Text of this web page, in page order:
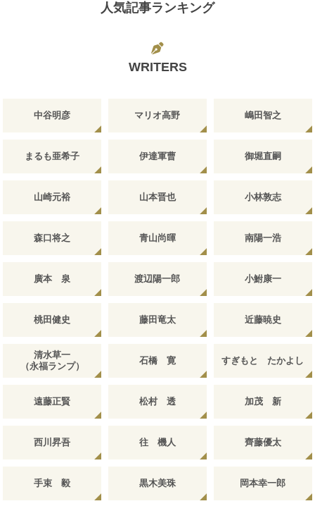
人気記事ランキング
WRITERS
中谷明彦 マリオ高野 嶋田智之
まるも亜希子 伊達軍曹 御堀直嗣
山崎元裕 山本晋也 小林敦志
森口将之 青山尚暉 南陽一浩
廣本 泉 渡辺陽一郎 小鮒康一
桃田健史 藤田竜太 近藤暁史
清水草一
（永福ランプ）
石橋 寛 すぎもと たかよし
遠藤正賢 松村 透 加茂 新
西川昇吾 往 機人 齊藤優太
手束 毅 黒木美珠 岡本幸一郎